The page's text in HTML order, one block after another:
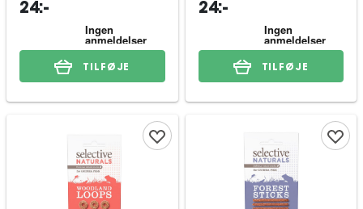
24:-
TILFØJE
24:-
TILFØJE